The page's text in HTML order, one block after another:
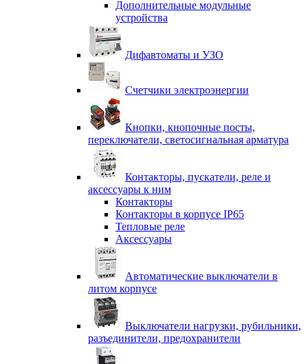
Дополнительные модульные
устройства
Дифавтоматы и УЗО
Счетчики электроэнергии
Кнопки, кнопочные посты,
переключатели, светосигнальная арматура
Контакторы, пускатели, реле и
аксессуары к ним
Контакторы
Контакторы в корпусе IP65
Тепловые реле
Аксессуары
Автоматические выключатели в
литом корпусе
Выключатели нагрузки, рубильники,
разъединители, предохранители